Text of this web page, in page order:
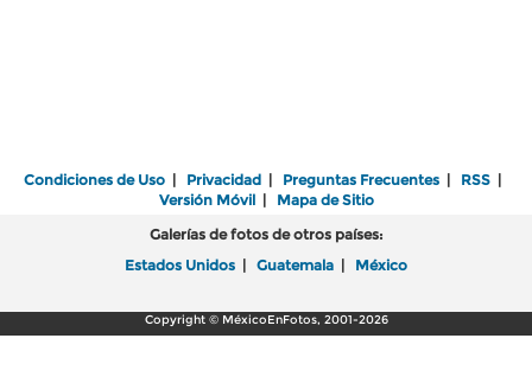
Condiciones de Uso | Privacidad | Preguntas Frecuentes | RSS |
Versión Móvil| Mapa de Sitio
Galerías de fotos de otros países:
Estados Unidos | Guatemala | México
Copyright © MéxicoEnFotos, 2001-2026